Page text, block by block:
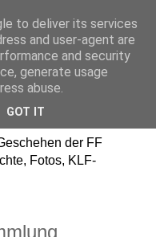
der FF
Fotos, KLF-
to deliver its services
and user-agent are
and security
generate usage
abuse.
GOT IT